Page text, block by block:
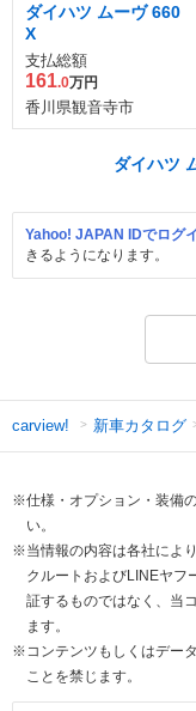
ダイハツ ムーヴ 660
X
支払総額
161.0万円
香川県観音寺市
ダイハツ
Yahoo! JAPAN IDでログ
きるようになります。
carview! 新車カタログ
※仕様・オプション・装備
い。
※当情報の内容は各社によ
クルートおよびLINEヤフ
証するものではなく、当
ます。
※コンテンツもしくはデー
ことを禁じます。